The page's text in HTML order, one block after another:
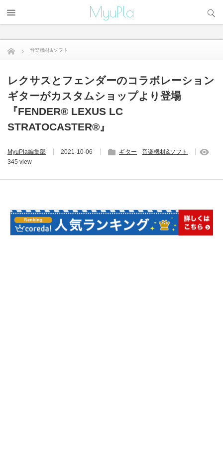
MyuPla
音楽機材&ソフト
レクサスとフェンダーのコラボレーション
ギターがカスタムショップより登場
『FENDER® LEXUS LC
STRATOCASTER®』
MyuPla編集部 2021-10-06 ギター
音楽機材&ソフト
345 view